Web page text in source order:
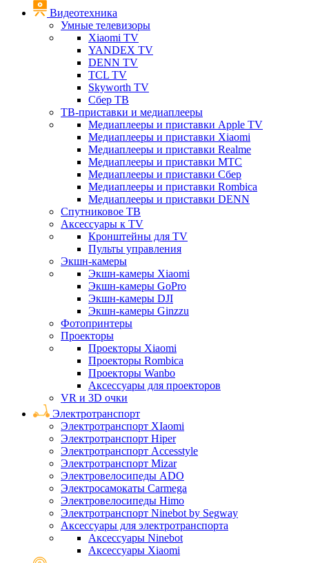
Видеотехника
Умные телевизоры
Xiaomi TV
YANDEX TV
DENN TV
TCL TV
Skyworth TV
Сбер ТВ
ТВ-приставки и медиаплееры
Медиаплееры и приставки Apple TV
Медиаплееры и приставки Xiaomi
Медиаплееры и приставки Realme
Медиаплееры и приставки МТС
Медиаплееры и приставки Сбер
Медиаплееры и приставки Rombica
Медиаплееры и приставки DENN
Спутниковое ТВ
Аксессуары к TV
Кронштейны для TV
Пульты управления
Экшн-камеры
Экшн-камеры Xiaomi
Экшн-камеры GoPro
Экшн-камеры DJI
Экшн-камеры Ginzzu
Фотопринтеры
Проекторы
Проекторы Xiaomi
Проекторы Rombica
Проекторы Wanbo
Аксессуары для проекторов
VR и 3D очки
Электротранспорт
Электротранспорт XIaomi
Электротранспорт Hiper
Электротранспорт Accesstyle
Электротранспорт Mizar
Электровелосипеды ADO
Электросамокаты Carmega
Электровелосипеды Himo
Электротранспорт Ninebot by Segway
Аксессуары для электротранспорта
Аксессуары Ninebot
Аксессуары Xiaomi